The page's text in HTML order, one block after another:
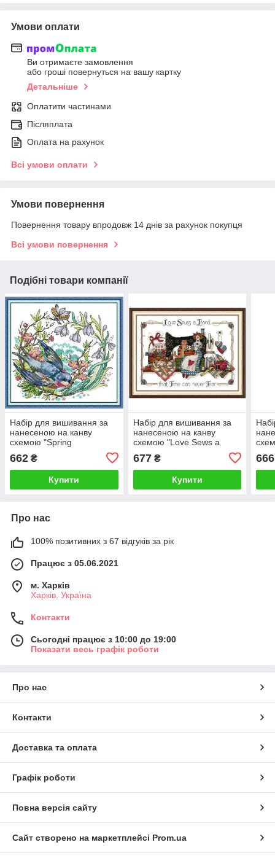
Умови оплати
Ви отримаєте замовлення
або гроші повернуться на вашу картку
Детальніше
Оплатити частинами
Післяплата
Оплата на рахунок
Всі умови оплати
Умови повернення
Повернення товару впродовж 14 днів за рахунок покупця
Всі умови повернення
Подібні товари компанії
Набір для вишивання за
нанесеною на канву
схемою "Spring
printed, 33*32 см
662 ₴
Купити
Набір для вишивання за
нанесеною на канву
схемою "Love Sews a
Band". AIDA 14CT printed
42*33 см
677₴
Купити
см
666
Про нас
100% позитивних з 67 відгуків за рік
Працює з 05.06.2021
м. Харків
Харків, Україна
Контакти
Сьогодні працює з 10:00 до 19:00
Показати весь графік роботи
Про нас
Контакти
Доставка та оплата
Графік роботи
Повна версія сайту
Сайт створено на маркетплейсі Prom.ua